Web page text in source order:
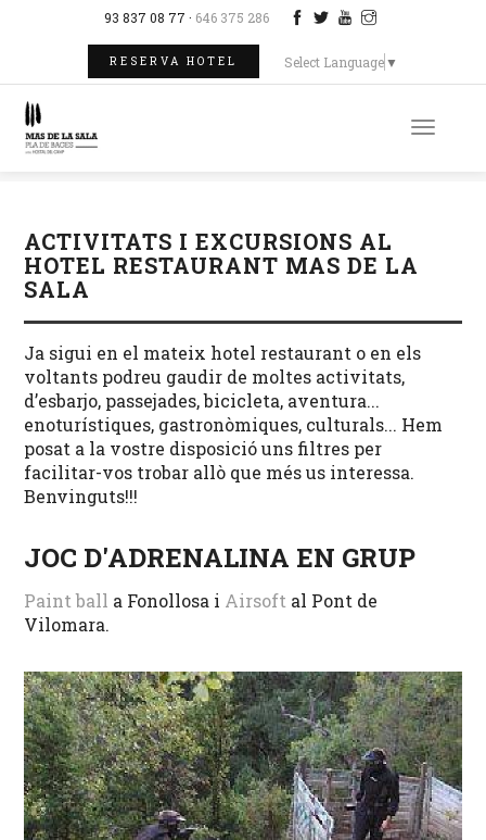
93 837 08 77 · 646 375 286
RESERVA HOTEL Select Language▼
Toggle
ACTIVITATS I EXCURSIONS AL
HOTEL RESTAURANT MAS DE LA
SALA
Ja sigui en el mateix hotel restaurant o en els
voltants podreu gaudir de moltes activitats,
d’esbarjo, passejades, bicicleta, aventura...
enoturístiques, gastronòmiques, culturals... Hem
posat a la vostre disposició uns filtres per
facilitar-vos trobar allò que més us interessa.
Benvinguts!!!
JOC D'ADRENALINA EN GRUP
Paint ball a Fonollosa i Airsoft al Pont de
Vilomara.